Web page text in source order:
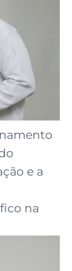
e a
na